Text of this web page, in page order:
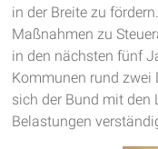
in der Breite zu
Maßnahmen zu
in den nächsten fünf
Kommunen rund zwei
sich der Bund mit den
Belastungen